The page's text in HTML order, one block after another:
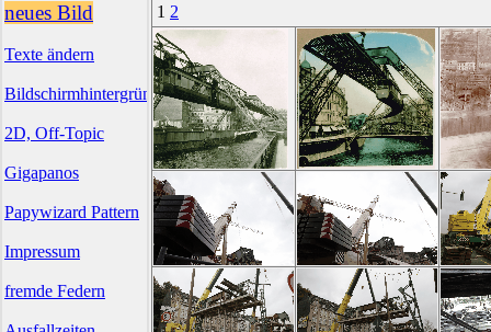
neues Bild
Texte ändern
Bildschirmhintergründe
2D, Off-Topic
Gigapanos
Papywizard Pattern
Impressum
fremde Federn
1 2